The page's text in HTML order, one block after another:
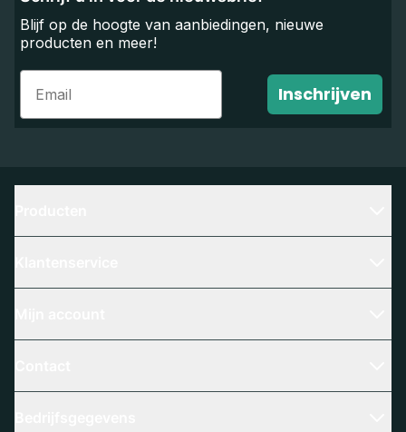
Blijf op de hoogte van aanbiedingen, nieuwe
producten en meer!
Email
Inschrijven